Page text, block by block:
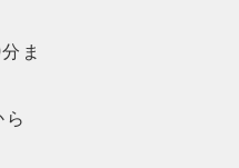
ま
ら